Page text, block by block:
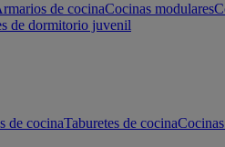
de cocinaCocinas modulares
de dormitorio juvenil
de cocinaTaburetes de cocina